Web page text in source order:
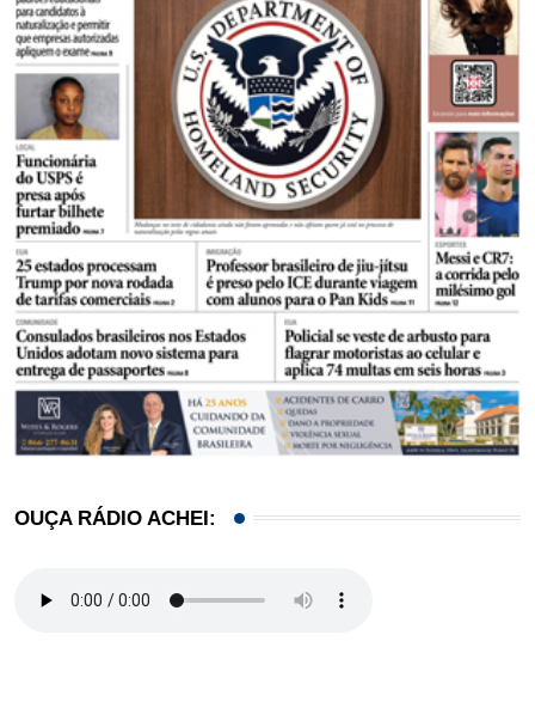
OUÇA RÁDIO ACHEI: